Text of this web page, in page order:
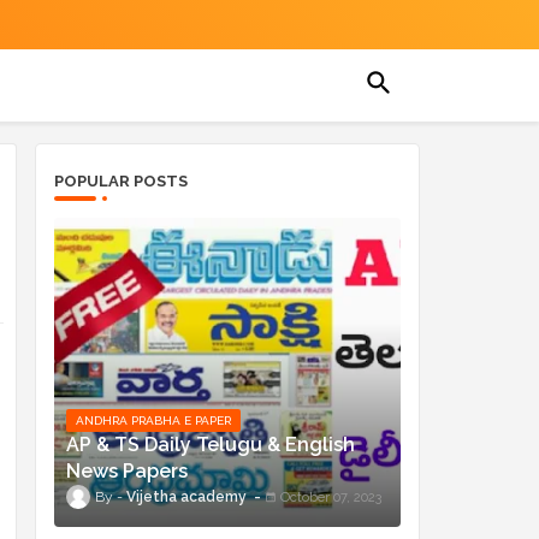
POPULAR POSTS
ANDHRA PRABHA E PAPER
AP & TS Daily Telugu & English
News Papers
Vijetha academy October 07, 2023